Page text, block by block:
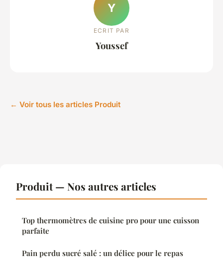
Y
ECRIT PAR
Youssef
← Voir tous les articles Produit
Produit — Nos autres articles
Top thermomètres de cuisine pro pour une cuisson
parfaite
Pain perdu sucré salé : un délice pour le repas